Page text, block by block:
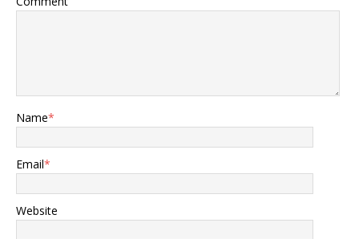
Name*
Email*
Website